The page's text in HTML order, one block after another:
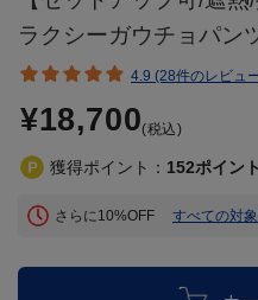
ラクシーガウチョパン
4.9 (28件のレビュ
¥18,700(税込)
獲得ポイント： 152ポイント
さらに10%OFF すべての対